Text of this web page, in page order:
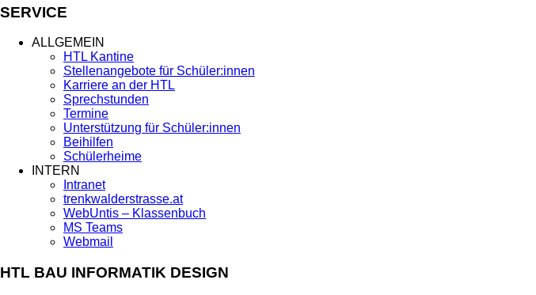
SERVICE
ALLGEMEIN
HTL Kantine
Stellenangebote für Schüler:innen
Karriere an der HTL
Sprechstunden
Termine
Unterstützung für Schüler:innen
Beihilfen
Schülerheime
INTERN
Intranet
trenkwalderstrasse.at
WebUntis – Klassenbuch
MS Teams
Webmail
HTL BAU INFORMATIK DESIGN